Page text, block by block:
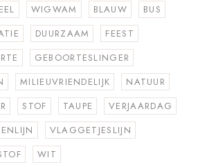
WIGWAM BLAUW
BUS
DUURZAAM
FEEST
GEBOORTESLINGER
MILIEUVRIENDELIJK
NATUUR
STOF TAUPE
VERJAARDAG
VLAGGETJESLIJN
WIT